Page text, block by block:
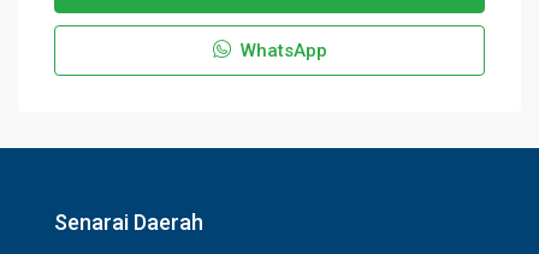
WhatsApp
Senarai Daerah